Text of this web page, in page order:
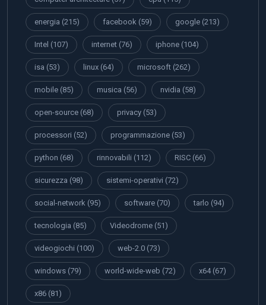
energia (215) facebook (59) google (213)
Intel (107) internet (76) iphone (104)
isa (53) linux (64) microsoft (262)
mobile (85) musica (56) nvidia (58)
open-source (68) privacy (53)
processori (52) programmazione (53)
python (68) rinnovabili (112) RISC (66)
sicurezza (98) sistemi-operativi (72)
social-network (95) software (70) tarlo (94)
tecnologia (85) Videodrome (51)
videogiochi (100) web-2.0 (73)
windows (79) world-wide-web (72) x64(67)
x86 (81)